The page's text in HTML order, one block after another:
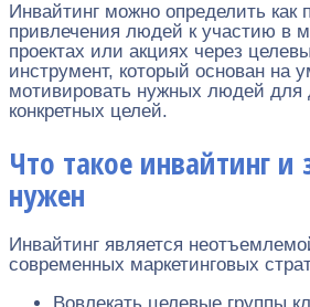
Инвайтинг можно определить как
привлечения людей к участию в
проектах или акциях через
инструмент, который основан на
мотивировать нужных людей для
конкретных целей.
Что такое инвайтинг и
нужен
Инвайтинг является
современных маркетинговых